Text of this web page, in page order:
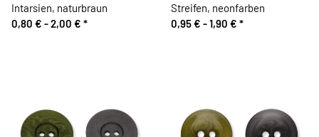
Intarsien, naturbraun
0,80 € -2,00 € *
Streifen, neonfarben
0,95 € -1,90 € *